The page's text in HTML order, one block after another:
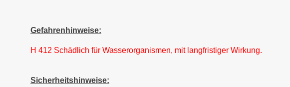
Gefahrenhinweise:
H 412 Schädlich für Wasserorganismen, mit langfristiger Wirkung.
Sicherheitshinweise: